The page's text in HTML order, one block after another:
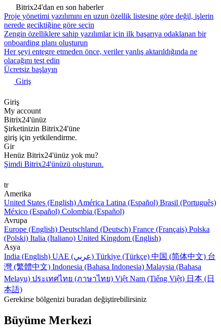
Bitrix24'dan en son haberler
Proje yönetimi yazılımını en uzun özellik listesine göre değil, işlerin
nerede geciktiğine göre seçin
Zengin özelliklere sahip yazılımlar için ilk başarıya odaklanan bir
onboarding planı oluşturun
Her şeyi entegre etmeden önce, veriler yanlış aktarıldığında ne
olacağını test edin
Ücretsiz başlayın
Giriş
Giriş
My account
Bitrix24'ünüz
Şirketinizin Bitrix24'üne
giriş için yetkilendirme.
Gir
Henüz Bitrix24'ünüz yok mu?
Şimdi Bitrix24'ünüzü oluşturun.
tr
Amerika
United States (English) América Latina (Español) Brasil (Português)
México (Español) Colombia (Español)
Avrupa
Europe (English) Deutschland (Deutsch) France (Français) Polska
(Polski) Italia (Italiano) United Kingdom (English)
Asya
India (English)
UAE (عربي) Türkiye (Türkçe) 中国 (简体中文) 台
灣 (繁體中文) Indonesia (Bahasa Indonesia) Malaysia (Bahasa
Melayu) ประเทศไทย (ภาษาไทย) Việt Nam (Tiếng Việt) 日本 (日
本語)
Gerekirse bölgenizi buradan değiştirebilirsiniz
Büyüme Merkezi